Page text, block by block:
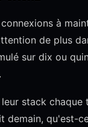
à
de plus
sur dix ou
stack chaque
demain, qu'est-